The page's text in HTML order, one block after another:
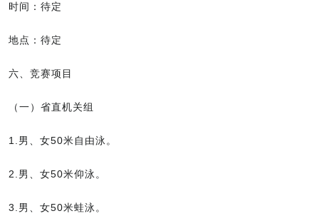
时间：待定
地点：待定
六、竞赛项目
（一）省直机关组
1.男、女50米自由泳。
2.男、女50米仰泳。
3.男、女50米蛙泳。